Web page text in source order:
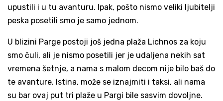
upustili i u tu avanturu. Ipak, pošto nismo veliki ljubitelji
peska posetili smo je samo jednom.
U blizini Parge postoji još jedna plaža Lichnos za koju
smo čuli, ali je nismo posetili jer je udaljena nekih sat
vremena šetnje, a nama s malom decom nije bilo baš do
te avanture. Istina, može se iznajmiti i taksi, ali nama
su bar ovaj put tri plaže u Pargi bile sasvim dovoljne.